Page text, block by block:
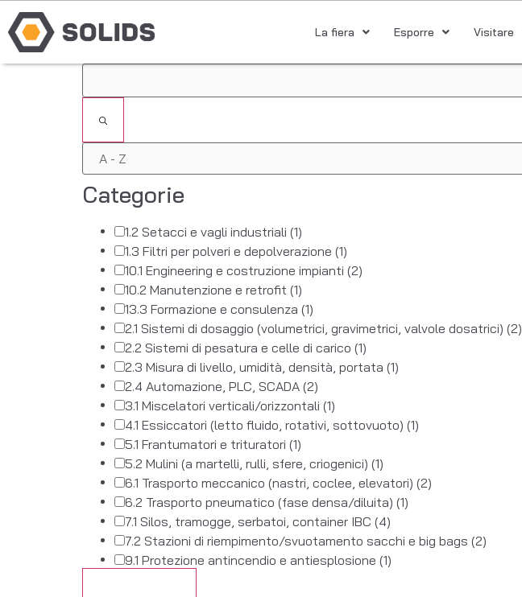
La fiera Esporre Visitare
Categorie
1.2 Setacci e vagli industriali (1)
1.3 Filtri per polveri e depolverazione (1)
10.1 Engineering e costruzione impianti (2)
10.2 Manutenzione e retrofit (1)
13.3 Formazione e consulenza (1)
2.1 Sistemi di dosaggio (volumetrici, gravimetrici, valvole dosatrici) (2)
2.2 Sistemi di pesatura e celle di carico (1)
2.3 Misura di livello, umidità, densità, portata (1)
2.4 Automazione, PLC, SCADA (2)
3.1 Miscelatori verticali/orizzontali (1)
4.1 Essiccatori (letto fluido, rotativi, sottovuoto) (1)
5.1 Frantumatori e trituratori (1)
5.2 Mulini (a martelli, rulli, sfere, criogenici) (1)
6.1 Trasporto meccanico (nastri, coclee, elevatori) (2)
6.2 Trasporto pneumatico (fase densa/diluita) (1)
7.1 Silos, tramogge, serbatoi, container IBC (4)
7.2 Stazioni di riempimento/svuotamento sacchi e big bags (2)
9.1 Protezione antincendio e antiesplosione (1)